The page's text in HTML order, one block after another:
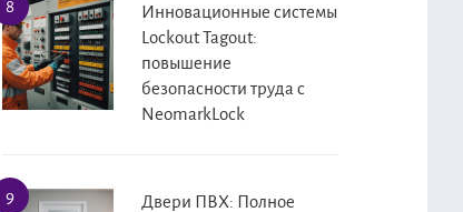
Инновационные системы
Lockout Tagout:
повышение
безопасности труда с
NeomarkLock
Двери ПВХ: Полное